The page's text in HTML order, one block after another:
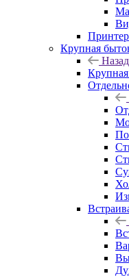
Крупная
Назад